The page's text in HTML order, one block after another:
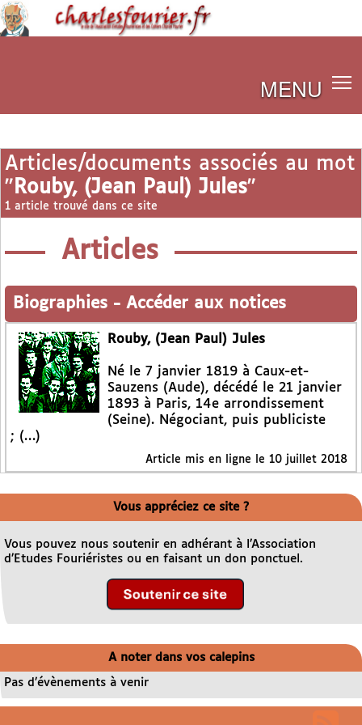
MENU
Articles/documents associés au mot
" Rouby, (Jean Paul) Jules"
1 article trouvé dans ce site
Articles
Biographies - Accéder aux notices
Rouby, (Jean Paul) Jules
Né le 7 janvier 1819 à Caux-et-
Sauzens (Aude), décédé le 21 janvier
1893 à Paris, 14e arrondissement
(Seine). Négociant, puis publiciste
; (…)
Article mis en ligne le 10 juillet 2018
Vous appréciez ce site ?
Vous pouvez nous soutenir en adhérant à l’Association
d’Etudes Fouriéristes ou en faisant un don ponctuel.
A noter dans vos calepins
Pas d’évènements à venir